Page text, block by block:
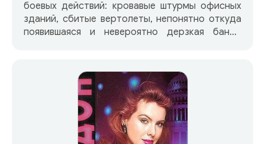
боевых действий: кровавые штурмы офисных
зданий, сбитые вертолеты, непонятно откуда
появившаяся и невероятно дерзкая банда
дьявольской жестокостью и методичностью.
Причем оказывается, что следы всех этих
жутких преступлений ведут не в мир
криминала, а в магический Тайный город,
многие тысячи лет существующий на
территории Москвы и сокрытый от ее жителей